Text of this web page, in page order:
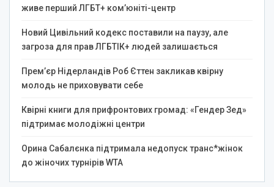
живе перший ЛГБТ+ ком’юніті-центр
Новий Цивільний кодекс поставили на паузу, але
загроза для прав ЛГБТІК+ людей залишається
Прем’єр Нідерландів Роб Єттен закликав квірну
молодь не приховувати себе
Квірні книги для прифронтових громад: «Гендер Зед»
підтримає молодіжні центри
Орина Сабалєнка підтримала недопуск транс*жінок
до жіночих турнірів WTA